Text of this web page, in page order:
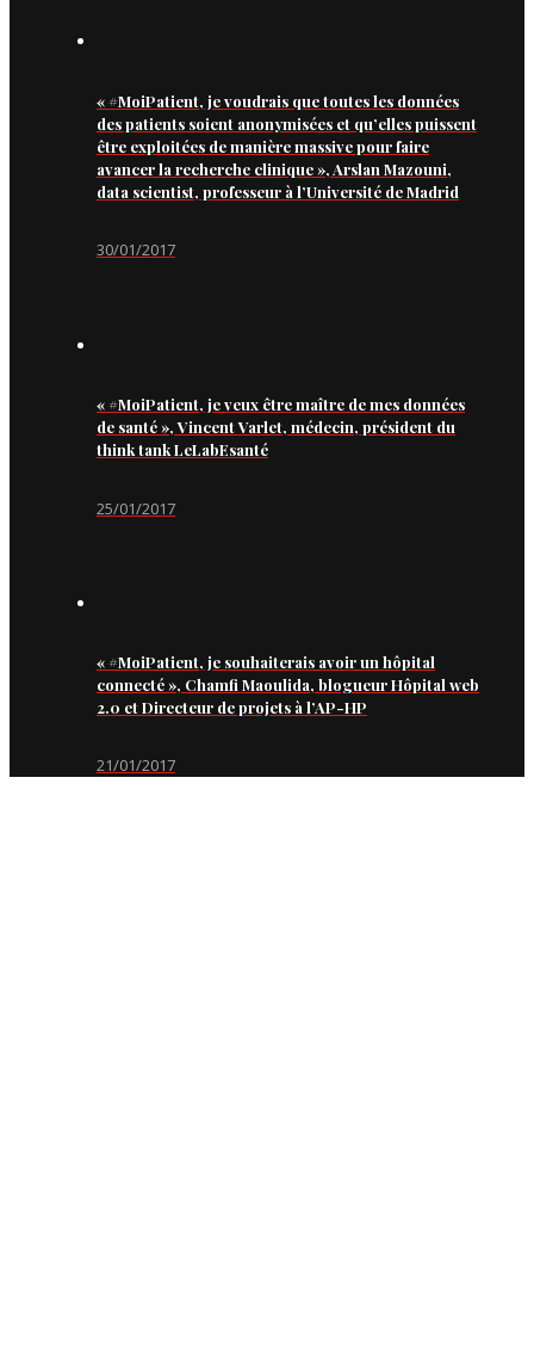
« #MoiPatient, je voudrais que toutes les données
des patients soient anonymisées et qu’elles puissent
être exploitées de manière massive pour faire
avancer la recherche clinique », Arslan Mazouni,
data scientist, professeur à l’Université de Madrid
30/01/2017
« #MoiPatient, je veux être maître de mes données
de santé », Vincent Varlet, médecin, président du
think tank LeLabEsanté
25/01/2017
« #MoiPatient, je souhaiterais avoir un hôpital
connecté », Chamfi Maoulida, blogueur Hôpital web
2.0 et Directeur de projets à l’AP-HP
21/01/2017